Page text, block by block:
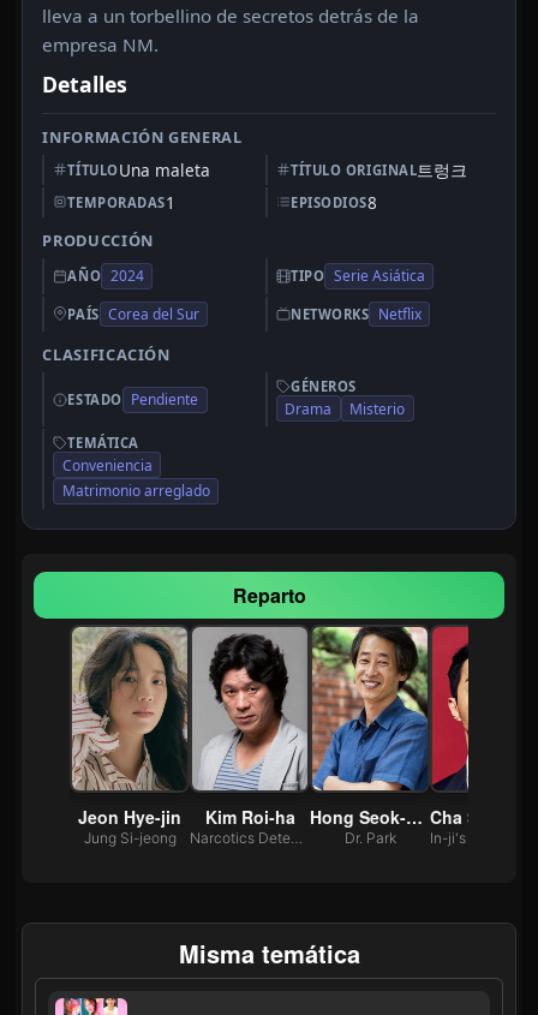
lleva a un torbellino de secretos detrás de la
empresa NM.
Detalles
INFORMACIÓN GENERAL
TÍTULOUna maleta TÍTULO ORIGINAL트렁크
TEMPORADAS1 EPISODIOS8
PRODUCCIÓN
AÑO 2024 TIPO Serie Asiática
PAÍS Corea del Sur NETWORKS Netflix
CLASIFICACIÓN
ESTADO Pendiente
GÉNEROS
Drama Misterio
TEMÁTICA
Conveniencia
Matrimonio arreglado
Reparto
Jeon Hye-jin
Jung Si-jeong
Kim Roi-ha Hong Seok-bin
Dr. Park
Misma temática